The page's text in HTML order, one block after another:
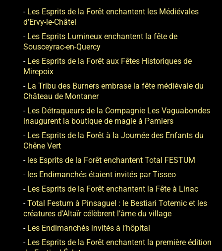
Les Esprits de la Forêt enchantent les Médiévales
d’Ervy-le-Châtel
Les Esprits Lumineux enchantent la fête de
Sousceyrac-en-Quercy
Les Esprits de la Forêt aux Fêtes Historiques de
Mirepoix
La Tribu des Burners embrase la fête médiévale du
Château de Montaner
Les Détraqueurs de la Compagnie Les Vaguabondes
inaugurent la boutique de magie à Pamiers
Les Esprits de la Forêt à la Journée des Enfants du
Chêne Vert
les Esprits de la Forêt enchantent Total FESTUM
les Endimanchés étaient invités par Tisseo
Les Esprits de la Forêt enchantent la Fête à Linac
Total Festum à Pinsaguel : le Bestiari Totemic et les
créatures d’Altaïr célèbrent l’âme du village
Les Endimanchés invités à l’hôpital
Les Esprits de la Forêt enchantent la première édition